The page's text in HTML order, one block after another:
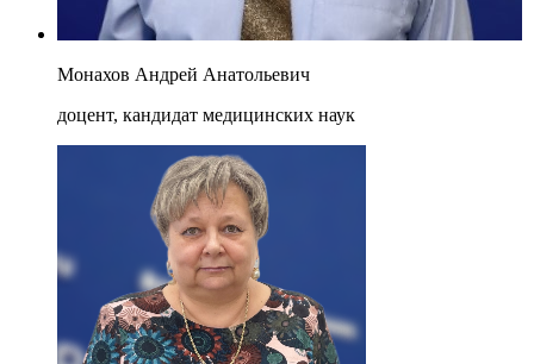
Монахов Андрей Анатольевич
доцент, кандидат медицинских наук